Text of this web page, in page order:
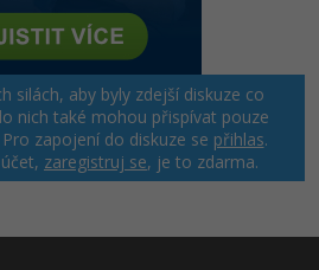
silách, aby byly zdejší diskuze co
nich také mohou přispívat pouze
zapojení do diskuze se přihlas.
zaregistruj se, je to zdarma.